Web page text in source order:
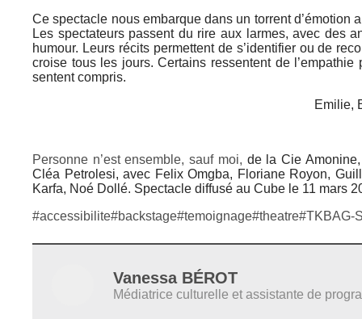
Ce spectacle nous embarque dans un torrent d’émotion
Les spectateurs passent du rire aux larmes, avec des
humour. Leurs récits permettent de s’identifier ou de
croise tous les jours. Certains ressentent de l’empathie
sentent compris.
Emilie,
Personne n’est ensemble, sauf moi, de la Cie
Cléa Petrolesi, avec Felix Omgba, Floriane Royon,
Karfa, Noé Doll é. Spectacle diffusé au Cube le 11 mars
#accessibilite#backstage#temoignage#theatre#TKBAG-
Vanessa BÉROT
Médiatrice culturelle et assistante de